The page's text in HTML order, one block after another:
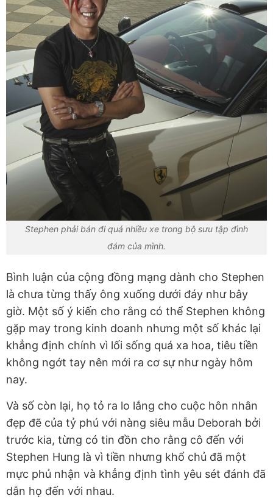
Stephen phải bán đi quá nhiều xe trong bộ sưu tập đình
đám của mình.
Bình luận của cộng đồng mạng dành cho Stephen
là chưa từng thấy ông xuống dưới đáy như bây
giờ. Một số ý kiến cho rằng có thể Stephen không
gặp may trong kinh doanh nhưng một số khác lại
khẳng định chính vì lối sống quá xa hoa, tiêu tiền
không ngớt tay nên mới ra cơ sự như ngày hôm
nay.
Và số còn lại, họ tỏ ra lo lắng cho cuộc hôn nhân
đẹp đẽ của tỷ phú với nàng siêu mẫu Deborah bởi
trước kia, từng có tin đồn cho rằng cô đến với
Stephen Hung là vì tiền nhưng khổ chủ đã một
mực phủ nhận và khẳng định tình yêu sét đánh đã
dẫn họ đến với nhau.